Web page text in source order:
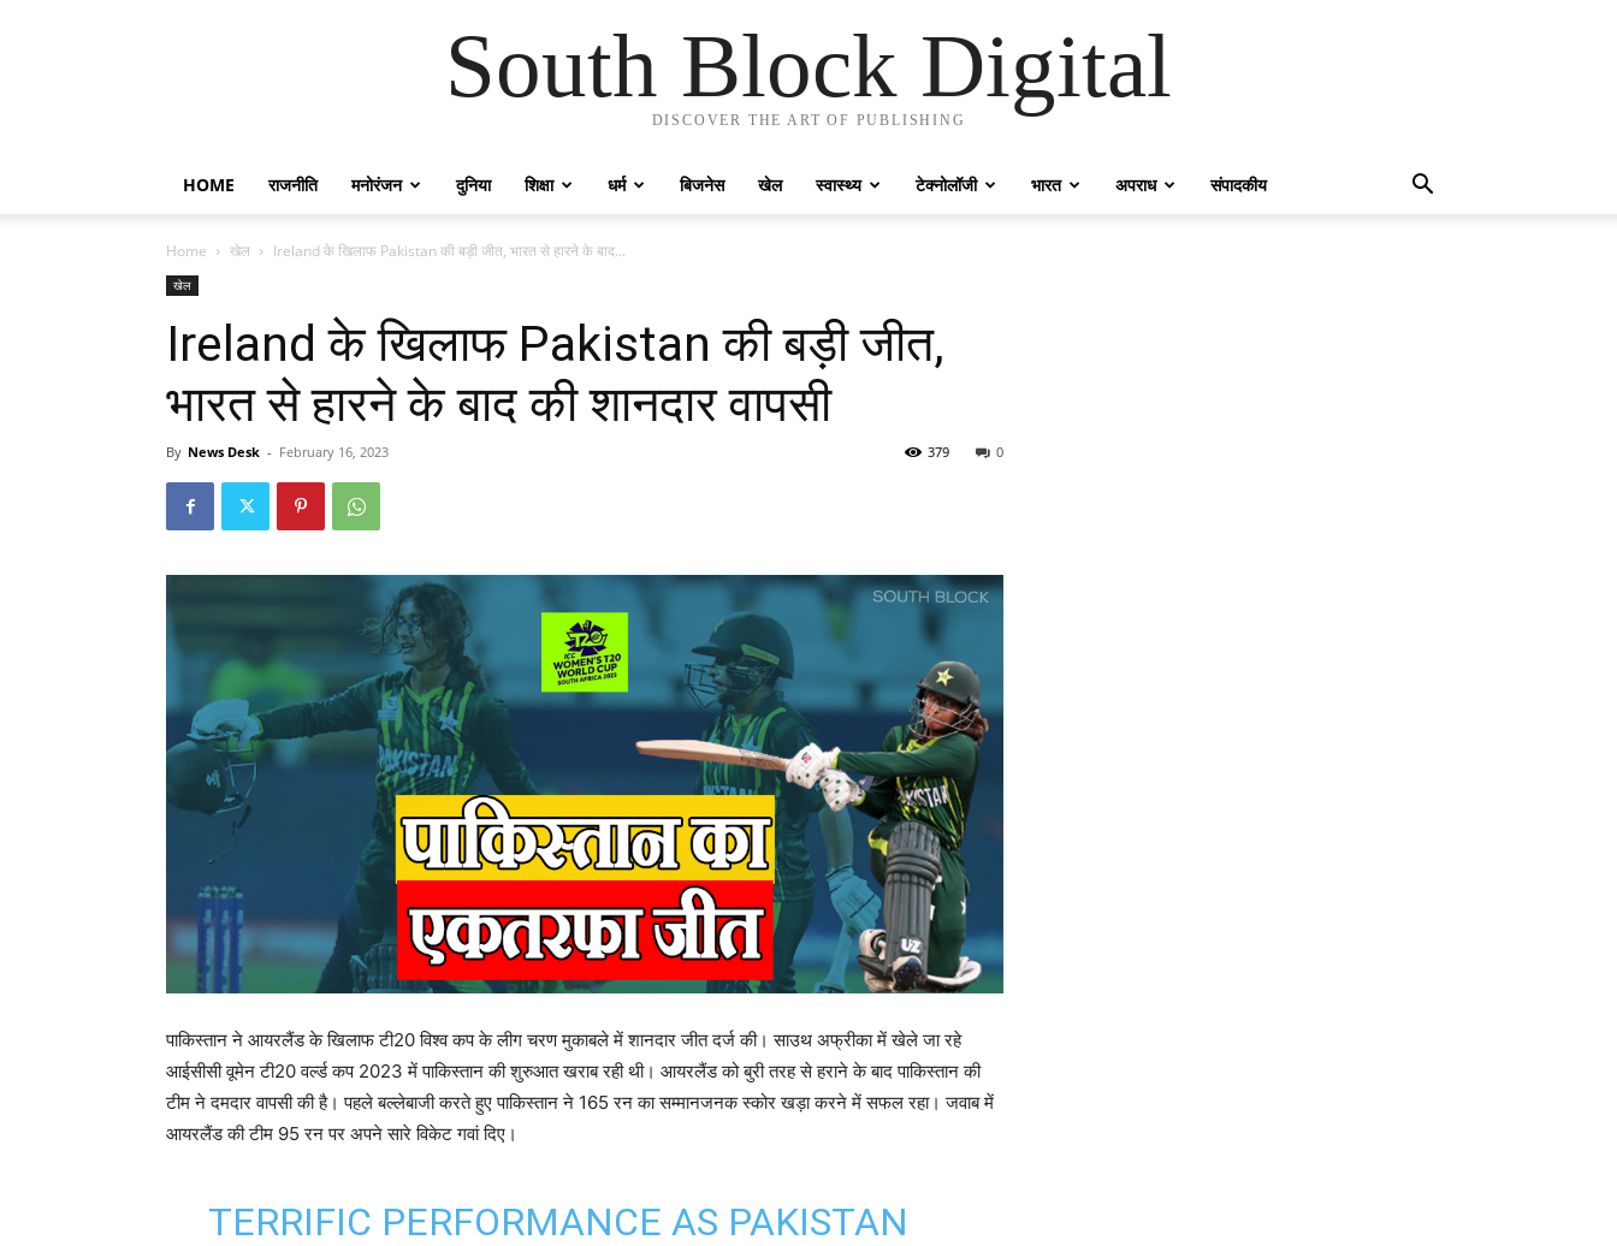
South Block Digital
DISCOVER THE ART OF PUBLISHING
HOME राजनीति मनोरंजन दुनिया शिक्षा धर्म बिजनेस खेल स्वास्थ्य टेक्नोलॉजी भारत अपराध संपादकीय
Home खेल Ireland के खिलाफ Pakistan की बड़ी जीत, भारत से हारने के बाद...
खेल
Ireland के खिलाफ Pakistan की बड़ी जीत,
भारत से हारने के बाद की शानदार वापसी
By News Desk - February 16, 2023 0
379
पाकिस्तान ने आयरलैंड के खिलाफ टी20 विश्व कप के लीग चरण मुकाबले में शानदार जीत दर्ज की। साउथ अफ्रीका में खेले जा रहे
आईसीसी वूमेन टी20 वर्ल्ड कप 2023 में पाकिस्तान की शुरुआत खराब रही थी। आयरलैंड को बुरी तरह से हराने के बाद पाकिस्तान की
टीम ने दमदार वापसी की है। पहले बल्लेबाजी करते हुए पाकिस्तान ने 165 रन का सम्मानजनक स्कोर खड़ा करने में सफल रहा। जवाब में
आयरलैंड की टीम 95 रन पर अपने सारे विकेट गवां दिए।
TERRIFIC PERFORMANCE AS PAKISTAN